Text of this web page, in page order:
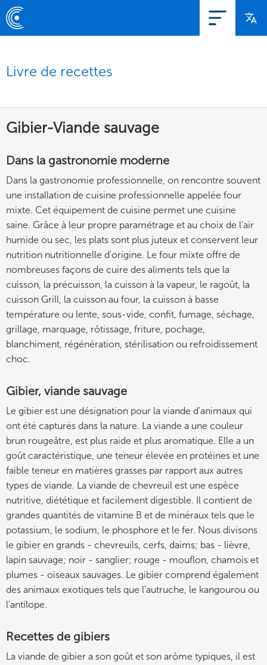
Livre de recettes
Gibier-Viande sauvage
Dans la gastronomie moderne
Dans la gastronomie professionnelle, on rencontre souvent
une installation de cuisine professionnelle appelée four
mixte. Cet équipement de cuisine permet une cuisine
saine. Grâce à leur propre paramétrage et au choix de l'air
humide ou sec, les plats sont plus juteux et conservent leur
nutrition nutritionnelle d'origine. Le four mixte offre de
nombreuses façons de cuire des aliments tels que la
cuisson, la précuisson, la cuisson à la vapeur, le ragoût, la
cuisson Grill, la cuisson au four, la cuisson à basse
température ou lente, sous-vide, confit, fumage, séchage,
grillage, marquage, rôtissage, friture, pochage,
blanchiment, régénération, stérilisation ou refroidissement
choc.
Gibier, viande sauvage
Le gibier est une désignation pour la viande d'animaux qui
ont été capturés dans la nature. La viande a une couleur
brun rougeâtre, est plus raide et plus aromatique. Elle a un
goût caractéristique, une teneur élevée en protéines et une
faible teneur en matières grasses par rapport aux autres
types de viande. La viande de chevreuil est une espèce
nutritive, diététique et facilement digestible. Il contient de
grandes quantités de vitamine B et de minéraux tels que le
potassium, le sodium, le phosphore et le fer. Nous divisons
le gibier en grands - chevreuils, cerfs, daims; bas - lièvre,
lapin sauvage; noir - sanglier; rouge - mouflon, chamois et
plumes - oiseaux sauvages. Le gibier comprend également
des animaux exotiques tels que l'autruche, le kangourou ou
l'antilope.
Recettes de gibiers
La viande de gibier a son goût et son arôme typiques, il est